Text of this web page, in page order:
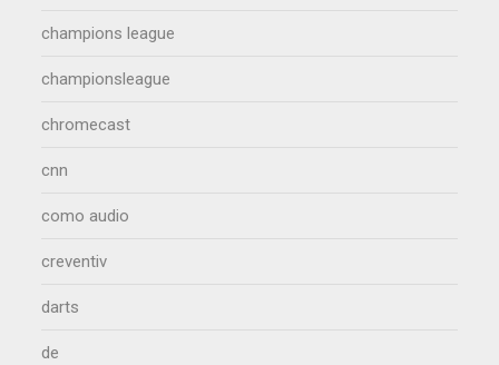
champions league
championsleague
chromecast
cnn
como audio
creventiv
darts
de